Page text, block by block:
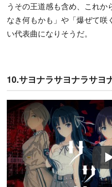
うその王道感も含め、これ
なき何もかも」や「爆ぜて咲
い代表曲になりそうだ。
10.サヨナラサヨナラサヨ